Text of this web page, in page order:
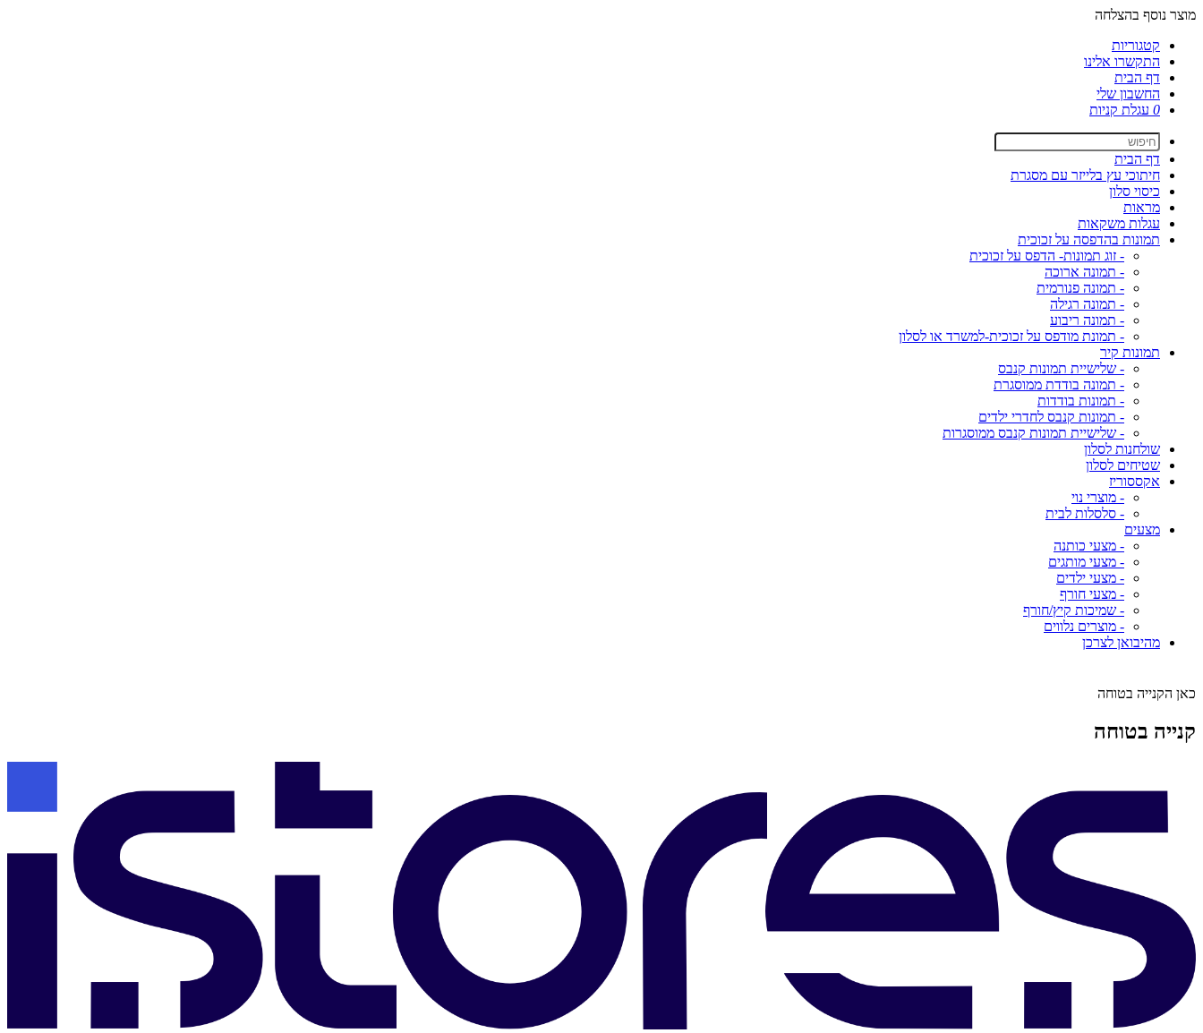
מוצר נוסף בהצלחה
קטגוריות
התקשרו אלינו
דף הבית
החשבון שלי
0 עגלת קניות
דף הבית
חיתוכי עץ בלייזר עם מסגרת
כיסוי סלון
מראות
עגלות משקאות
תמונות בהדפסה על זכוכית
- זוג תמונות- הדפס על זכוכית
- תמונה ארוכה
- תמונה פנורמית
- תמונה רגילה
- תמונה ריבוע
- תמונת מודפס על זכוכית-למשרד או לסלון
תמונות קיר
- שלישיית תמונות קנבס
- תמונה בודדת ממוסגרת
- תמונות בודדות
- תמונות קנבס לחדרי ילדים
- שלישיית תמונות קנבס ממוסגרות
שולחנות לסלון
שטיחים לסלון
אקססוריז
- מוצרי נוי
- סלסלות לבית
מצעים
- מצעי כותנה
- מצעי מותגים
- מצעי ילדים
- מצעי חורף
- שמיכות קיץ/חורף
- מוצרים נלווים
מהיבואן לצרכן
כאן הקנייה בטוחה
קנייה בטוחה